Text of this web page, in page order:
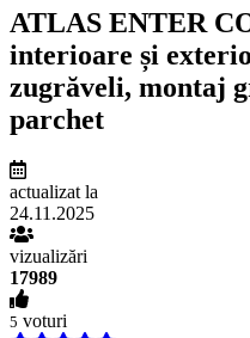
ATLAS ENTER
interioare și
zugrăveli, montaj
parchet
actualizat la
24.11.2025
vizualizări
17989
5 voturi